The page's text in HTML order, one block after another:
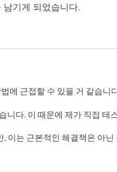
남기게 되었습니다.
에 근접할 수 있을 거 같습니
다. 이 때문에 제가 직접 테
이는 근본적인 해결책은 아닌